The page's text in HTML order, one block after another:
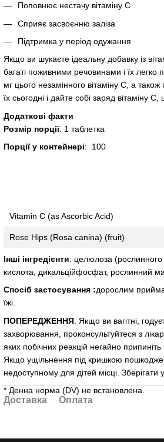
Поповнює нестачу вітаміну С
Сприяє засвоєнню заліза
Підтримка у період одужання
Якщо ви шукаєте ідеальну добавку із
багаті поживними речовинами і їх
мг цього незамінного вітаміну С, а
їх сьогодні і дайте собі заряд вітаміну
Додаткові факти
Розмір порції: 1 таблетка
Порції у контейнері: 100
Vitamin C (as Ascorbic Acid)
Rose Hips (Rosa canina) (fruit)
Інші інгредієнти: целюлоза
кислота, дикальційфосфат, рослинний
Спосіб застосування :дорослим
їжі.
ПОПЕРЕДЖЕННЯ . Якщо ви вагітні,
захворювання, проконсультуйтеся з
яких побічних реакцій негайно
Якщо ущільнення під кришкою
недоступному для дітей місці.
* Денна норма (DV) не встановлена.
Доставка Оплата